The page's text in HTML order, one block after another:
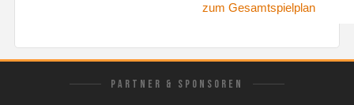
zum Gesamtspielplan
PARTNER & SPONSOREN